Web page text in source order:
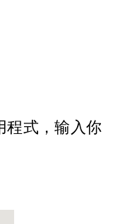
程式，输入你